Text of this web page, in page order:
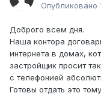
Опубликовано
Доброго всем дня.
Наша контора
интернета в домах,
застройщик просит
с телефонией
Готовы отдать это